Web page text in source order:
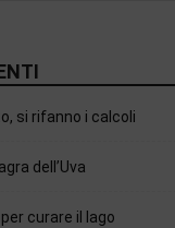
si rifanno i calcoli
dell’Uva
curare il lago